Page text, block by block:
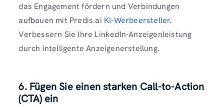
das Engagement fördern und Verbindungen
aufbauen mit Predis.ai KI-Werbeersteller.
Verbessern Sie Ihre LinkedIn-Anzeigenleistung
durch intelligente Anzeigenerstellung.
6. Fügen Sie einen starken Call-to-Action
(CTA) ein